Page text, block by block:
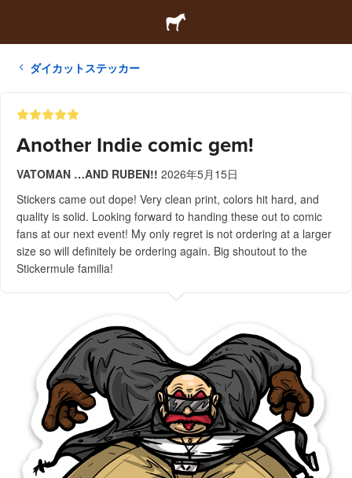
ダイカットステッカー
Another Indie comic gem!
VATOMAN …AND RUBEN!! 2026年5月15日
Stickers came out dope! Very clean print, colors hit hard, and
quality is solid. Looking forward to handing these out to comic
fans at our next event! My only regret is not ordering at a larger
size so will definitely be ordering again. Big shoutout to the
Stickermule familia!